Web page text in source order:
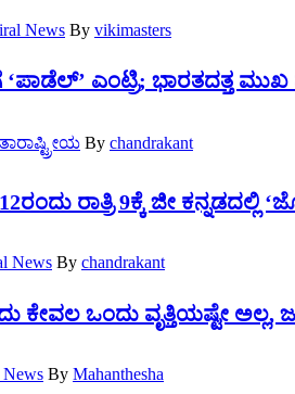
News By vikimasters
‘ಪಾಡೆಲ್’ ಎಂಟ್ರಿ; ಭಾರತದತ್ತ
By chandrakant
12ರಂದು ರಾತ್ರಿ 9ಕ್ಕೆ ಜೀ ಕನ್ನಡದಲ್ಲಿ
News By chandrakant
ಕೇವಲ ಒಂದು ವೃತ್ತಿಯಷ್ಟೇ ಅಲ್ಲ,
By Mahanthesha